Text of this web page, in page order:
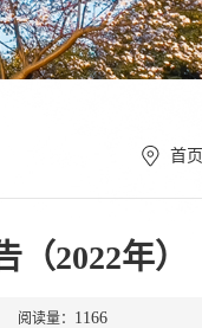
首页
2022年）
读量： 1166